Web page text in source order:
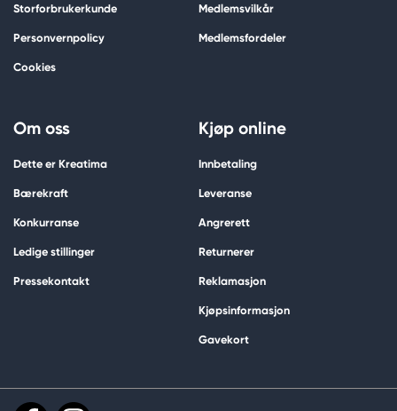
Storforbrukerkunde
Personvernpolicy
Cookies
Medlemsvilkår
Medlemsfordeler
Om oss
Dette er Kreatima
Bærekraft
Konkurranse
Ledige stillinger
Pressekontakt
Kjøp online
Innbetaling
Leveranse
Angrerett
Returnerer
Reklamasjon
Kjøpsinformasjon
Gavekort